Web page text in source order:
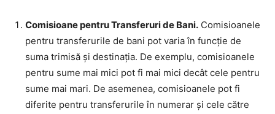
Comisioane pentru Transferuri de Bani. Comisioanele
pentru transferurile de bani pot varia în funcție de
suma trimisă și destinația. De exemplu, comisioanele
pentru sume mai mici pot fi mai mici decât cele pentru
sume mai mari. De asemenea, comisioanele pot fi
diferite pentru transferurile în numerar și cele către